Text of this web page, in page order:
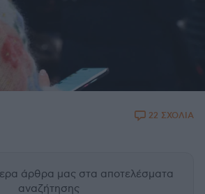
22 ΣΧΟΛΙΑ
άρθρα μας στα αποτελέσματα
αναζήτησης